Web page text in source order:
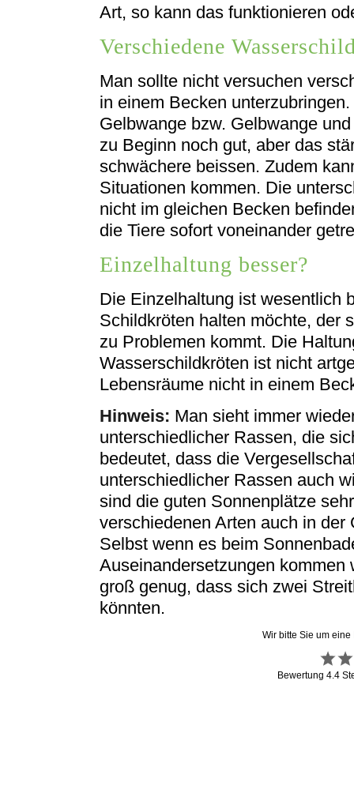
Art, so kann das funktionieren
Verschiedene
Man sollte nicht versuchen
in einem Becken
Gelbwange bzw. Gelbwange
zu Beginn noch gut, aber das
schwächere beissen. Zudem
Situationen kommen. Die
nicht im gleichen Becken
die Tiere sofort voneinander
Einzelhaltung besser?
Die Einzelhaltung ist wesentlich
Schildkröten halten möchte, der
zu Problemen kommt. Die
Wasserschildkröten ist nicht
Lebensräume nicht in einem
Hinweis: Man sieht immer
unterschiedlicher Rassen, die
bedeutet, dass die
unterschiedlicher Rassen auch
sind die guten Sonnenplätze
verschiedenen Arten auch in
Selbst wenn es beim
Auseinandersetzungen
groß genug, dass sich zwei
könnten.
Wir bitte Sie um
Bewertung4.4